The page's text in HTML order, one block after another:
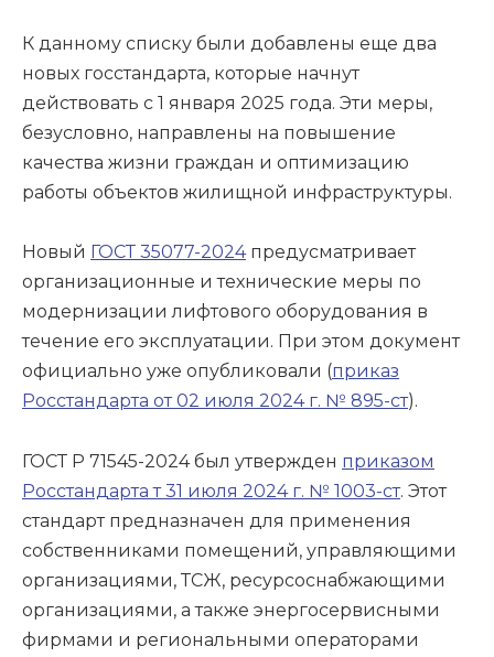
К данному списку были добавлены еще два
новых госстандарта, которые начнут
действовать с 1 января 2025 года. Эти меры,
безусловно, направлены на повышение
качества жизни граждан и оптимизацию
работы объектов жилищной инфраструктуры.
Новый ГОСТ 35077-2024предусматривает
организационные и технические меры по
модернизации лифтового оборудования в
течение его эксплуатации. При этом документ
официально уже опубликовали (приказ
Росстандарта от 02 июля 2024 г. № 895-ст).
ГОСТ Р 71545-2024 был утвержден приказом
Росстандарта т 31 июля 2024 г. № 1003-ст. Этот
стандарт предназначен для применения
собственниками помещений, управляющими
организациями, ТСЖ, ресурсоснабжающими
организациями, а также энергосервисными
фирмами и региональными операторами